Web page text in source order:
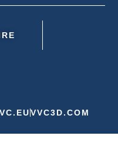
VVC3D.COM